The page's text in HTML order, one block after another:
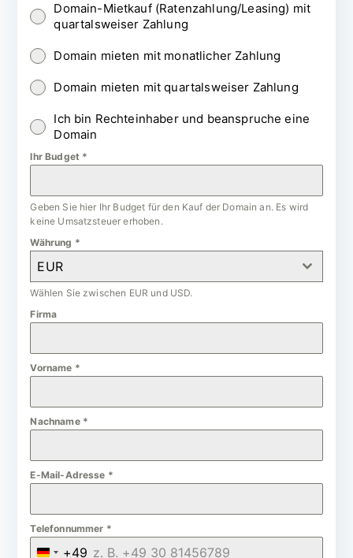
Domain-Mietkauf (Ratenzahlung/Leasing) mit
quartalsweiser Zahlung
Domain mieten mit monatlicher Zahlung
Domain mieten mit quartalsweiser Zahlung
Ich bin Rechteinhaber und beanspruche eine
Domain
Ihr Budget *
Geben Sie hier Ihr Budget für den Kauf der Domain an. Es wird
keine Umsatzsteuer erhoben.
Währung *
EUR
Wählen Sie zwischen EUR und USD.
Firma
Vorname *
Nachname *
E-Mail-Adresse *
Telefonnummer *
+49